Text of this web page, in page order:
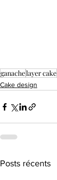
ganachelayer cake
Cake design
Posts récents